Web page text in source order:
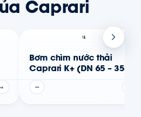
Caprari
→
Bơm chìm nước thải
Caprari K+ (DN 65 – 350)
—